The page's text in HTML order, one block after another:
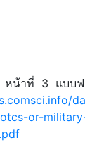
าที่ 3 แบบฟอ
or-